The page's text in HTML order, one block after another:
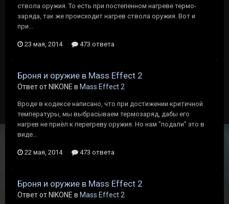
ствола оружия. То есть при постепенном нагреве термо-
заряда, так же происходит нагрев ствола оружия. Вот и
при...
23 мая, 2014 473 ответа
Броня и оружие в Mass Effect 2
Ответ от NIKONE в Mass Effect 2
Вроде в кодексе написано, что при достижении критичной
температуры, мы выбрасываем термозаряд, дабы его
нагрев не приёл к перегреву оружия. Но нам "подали" это в
виде...
22 мая, 2014 473 ответа
Броня и оружие в Mass Effect 2
Ответ от NIKONE в Mass Effect 2